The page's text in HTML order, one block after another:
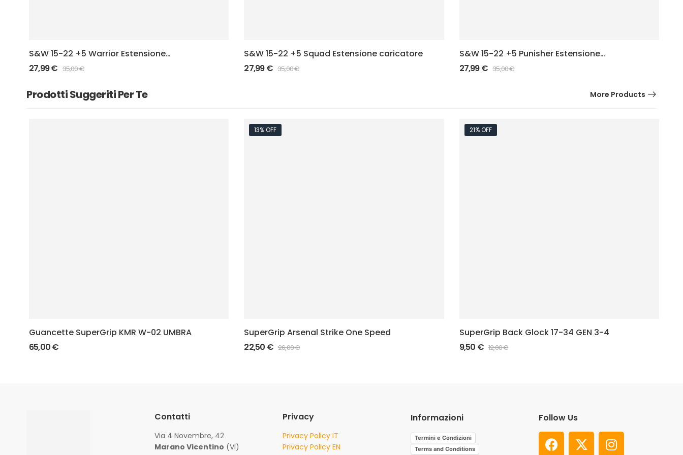
S&W 15-22 +5 Warrior Estensione
caricatore – Black
27,99€ 35,00€
S&W 15-22 +5 Squad Estensione caricatore
27,99€ 35,00€
S&W 15-22 +5 Punisher Estensione
caricatori
27,99€ 35,00€
Prodotti Suggeriti Per Te More Products
Guancette SuperGrip KMR W-02 UMBRA
65,00€
13% OFF
SuperGrip Arsenal Strike One Speed
22,50 € 26,00€
21% OFF
SuperGrip Back Glock 17-34 GEN 3-4
9,50 € 12,00€
Contatti
Via 4 Novembre, 42
Marano Vicentino (VI)
Privacy
Privacy Policy IT
Privacy Policy EN
Informazioni
Termini e Condizioni
Terms and Conditions
Follow Us